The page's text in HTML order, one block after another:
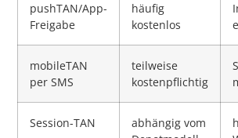
pushTAN/App-
Freigabe
häufig
kostenlos
mobileTAN
per SMS
teilweise
kostenpflichtig
Session-TAN
abhängig vom